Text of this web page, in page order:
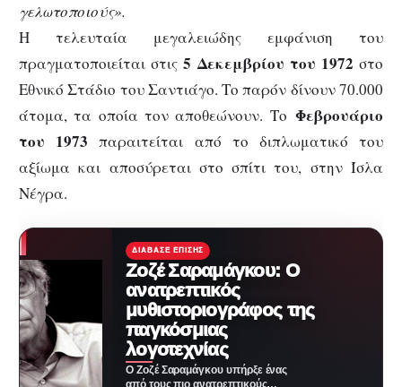
γελωτοποιούς».
Η τελευταία μεγαλειώδης εμφάνιση του
πραγματοποιείται στις5 Δεκεμβρίου του 1972 στο
Εθνικό Στάδιο του Σαντιάγο. Το παρόν δίνουν 70.000
άτομα, τα οποία τον αποθεώνουν. Το Φεβρουάριο
του 1973 παραιτείται από το διπλωματικό του
αξίωμα και αποσύρεται στο σπίτι του, στην Ίσλα
Νέγρα.
ΔΙΆΒΑΣΕ ΕΠΊΣΗΣ
Ζοζέ Σαραμάγκου: Ο
ανατρεπτικός
μυθιστοριογράφος της
παγκόσμιας
λογοτεχνίας
Ο Ζοζέ Σαραμάγκου υπήρξε ένας
από τους πιο ανατρεπτικούς